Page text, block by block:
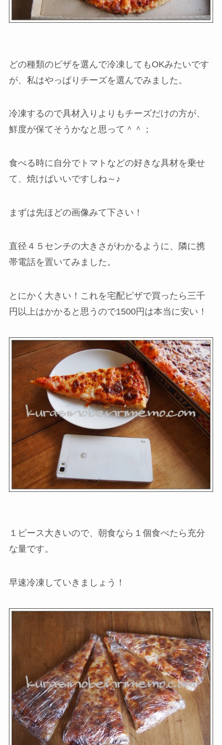
どの種類のピザを選んで冷凍してもOKみたいです
が、私はやっぱりチーズを選んでみました。
冷凍するので具材入りよりもチーズだけの方が、
鮮度が保てそうかなと思って＾＾；
食べる時に自分でトマトなどの好きな具材を乗せ
て、焼けばいいですしね～♪
まずは先ほどの画像みて下さい！
直径４５センチの大きさがわかるように、隣に携
帯電話を置いてみました。
とにかく大きい！これを宅配ピザで買ったら三千
円以上はかかると思うので1500円は本当に安い！
１ピース大きいので、朝食なら１個食べたら充分
な量です。
早速冷凍していきましょう！